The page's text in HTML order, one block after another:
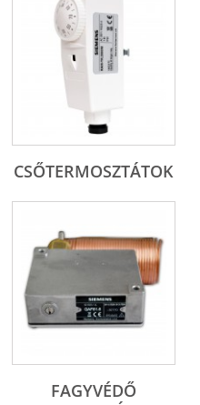
CSŐTERMOSZTÁTOK
FAGYVÉDŐ